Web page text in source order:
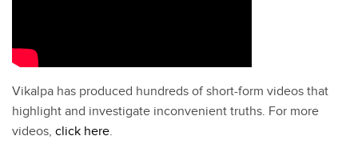
Vikalpa has produced hundreds of short-form videos that
highlight and investigate inconvenient truths. For more
videos, click here.